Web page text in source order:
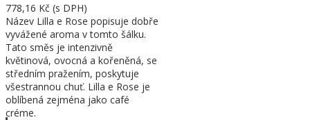
778,16 Kč (s DPH)
Název Lilla e Rose popisuje dobře
vyvážené aroma v tomto šálku.
Tato směs je intenzivně
květinová, ovocná a kořeněná, se
středním pražením, poskytuje
všestrannou chuť. Lilla e Rose je
oblíbená zejména jako café
créme.